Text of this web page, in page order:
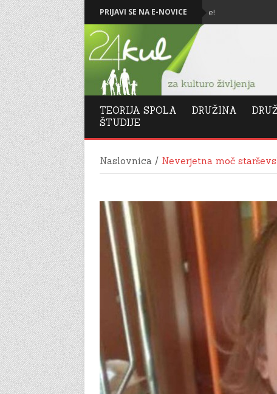
PRIJAVI SE NA E-NOVICE
Božič in Novo leto 2026: Vse najboljše!
TEORIJA SPOLA DRUŽINA
ŠTUDIJE
Naslovnica / Neverjetna moč